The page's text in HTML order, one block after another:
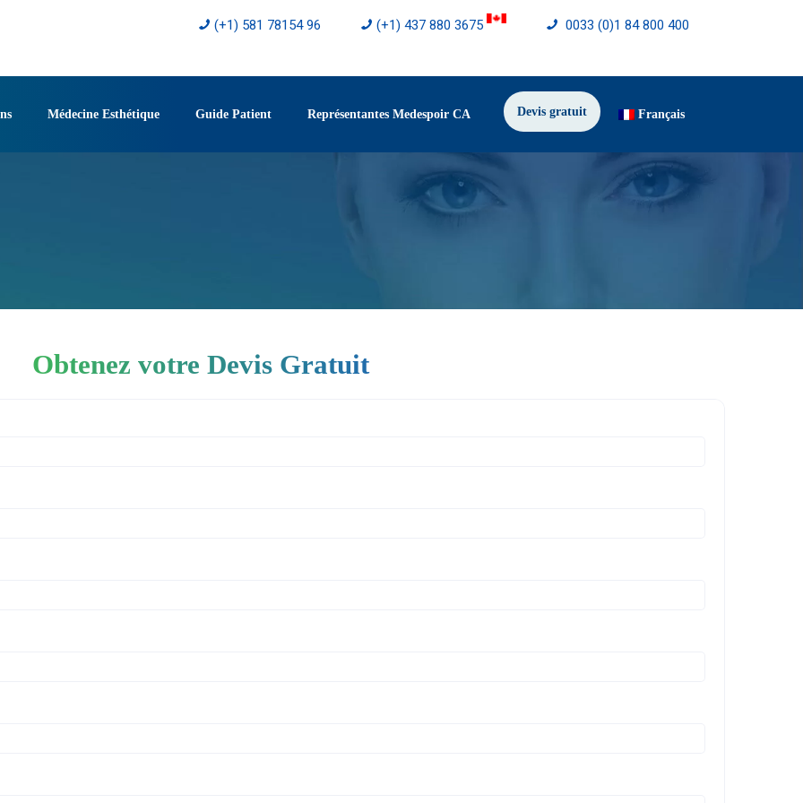
(+1) 581 78154 96 (+1) 437 880 3675 0033 (0)1 84 800 400
Médecine Esthétique Guide Patient Représentantes Medespoir CA Devis gratuit Français
Obtenez votre Devis Gratuit